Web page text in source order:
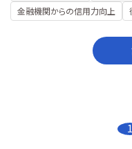
金融機関からの信用力向上
1